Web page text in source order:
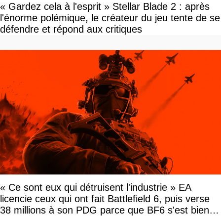
« Gardez cela à l'esprit » Stellar Blade 2 : après
l'énorme polémique, le créateur du jeu tente de se
défendre et répond aux critiques
« Ce sont eux qui détruisent l'industrie » EA
licencie ceux qui ont fait Battlefield 6, puis verse
38 millions à son PDG parce que BF6 s'est bien